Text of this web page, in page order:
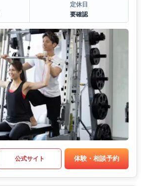
定休日
要確認
公式サイト 体験・相談予約